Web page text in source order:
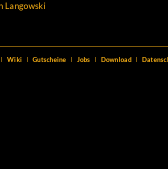
Langowski
Wiki Gutscheine Jobs Download